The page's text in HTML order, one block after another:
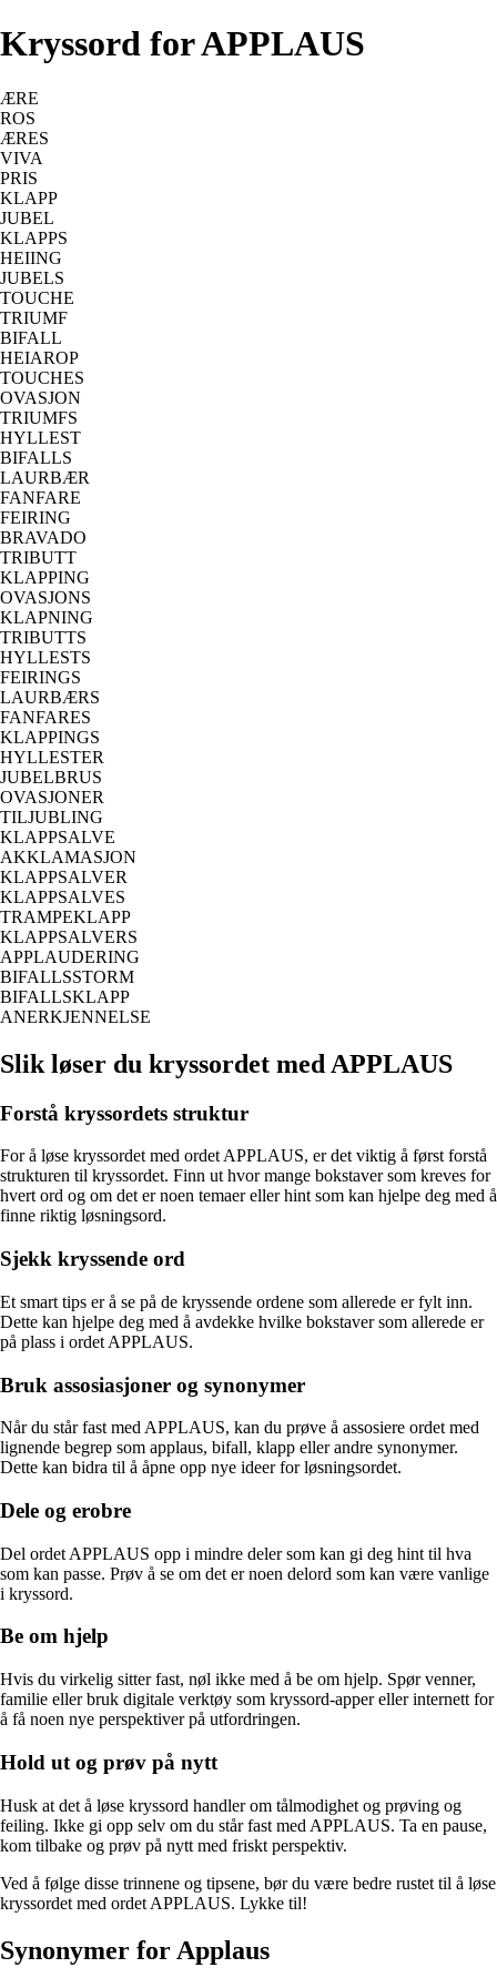
Kryssord for APPLAUS
ÆRE
ROS
ÆRES
VIVA
PRIS
KLAPP
JUBEL
KLAPPS
HEIING
JUBELS
TOUCHE
TRIUMF
BIFALL
HEIAROP
TOUCHES
OVASJON
TRIUMFS
HYLLEST
BIFALLS
LAURBÆR
FANFARE
FEIRING
BRAVADO
TRIBUTT
KLAPPING
OVASJONS
KLAPNING
TRIBUTTS
HYLLESTS
FEIRINGS
LAURBÆRS
FANFARES
KLAPPINGS
HYLLESTER
JUBELBRUS
OVASJONER
TILJUBLING
KLAPPSALVE
AKKLAMASJON
KLAPPSALVER
KLAPPSALVES
TRAMPEKLAPP
KLAPPSALVERS
APPLAUDERING
BIFALLSSTORM
BIFALLSKLAPP
ANERKJENNELSE
Slik løser du kryssordet med APPLAUS
Forstå kryssordets struktur
For å løse kryssordet med ordet APPLAUS, er det viktig å først forstå
strukturen til kryssordet. Finn ut hvor mange bokstaver som kreves for
hvert ord og om det er noen temaer eller hint som kan hjelpe deg med å
finne riktig løsningsord.
Sjekk kryssende ord
Et smart tips er å se på de kryssende ordene som allerede er fylt inn.
Dette kan hjelpe deg med å avdekke hvilke bokstaver som allerede er
på plass i ordet APPLAUS.
Bruk assosiasjoner og synonymer
Når du står fast med APPLAUS, kan du prøve å assosiere ordet med
lignende begrep som applaus, bifall, klapp eller andre synonymer.
Dette kan bidra til å åpne opp nye ideer for løsningsordet.
Dele og erobre
Del ordet APPLAUS opp i mindre deler som kan gi deg hint til hva
som kan passe. Prøv å se om det er noen delord som kan være vanlige
i kryssord.
Be om hjelp
Hvis du virkelig sitter fast, nøl ikke med å be om hjelp. Spør venner,
familie eller bruk digitale verktøy som kryssord-apper eller internett for
å få noen nye perspektiver på utfordringen.
Hold ut og prøv på nytt
Husk at det å løse kryssord handler om tålmodighet og prøving og
feiling. Ikke gi opp selv om du står fast med APPLAUS. Ta en pause,
kom tilbake og prøv på nytt med friskt perspektiv.
Ved å følge disse trinnene og tipsene, bør du være bedre rustet til å løse
kryssordet med ordet APPLAUS. Lykke til!
Synonymer for Applaus